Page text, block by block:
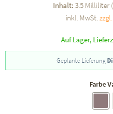
Inhalt: 3.5 Milliliter
inkl. MwSt.
Auf Lager,
Geplante Lieferung
Farbe